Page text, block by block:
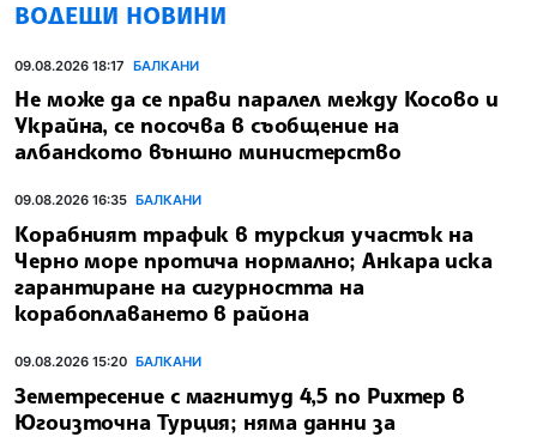
ВОДЕЩИ НОВИНИ
09.08.2026 18:17 БАЛКАНИ
Не може да се прави паралел между Косово и
Украйна, се посочва в съобщение на
албанското външно министерство
09.08.2026 16:35 БАЛКАНИ
Корабният трафик в турския участък на
Черно море протича нормално; Анкара иска
гарантиране на сигурността на
корабоплаването в района
09.08.2026 15:20 БАЛКАНИ
Земетресение с магнитуд 4,5 по Рихтер в
Югоизточна Турция; няма данни за